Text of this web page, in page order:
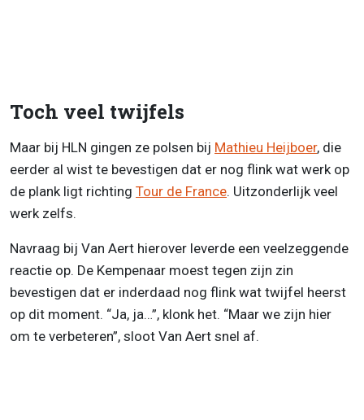
Toch veel twijfels
Maar bij HLN gingen ze polsen bij Mathieu Heijboer, die
eerder al wist te bevestigen dat er nog flink wat werk op
de plank ligt richting Tour de France. Uitzonderlijk veel
werk zelfs.
Navraag bij Van Aert hierover leverde een veelzeggende
reactie op. De Kempenaar moest tegen zijn zin
bevestigen dat er inderdaad nog flink wat twijfel heerst
op dit moment. “Ja, ja…”, klonk het. “Maar we zijn hier
om te verbeteren”, sloot Van Aert snel af.